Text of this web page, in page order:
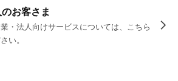
お客さま
・法人向けサービスについては、こちら
い。